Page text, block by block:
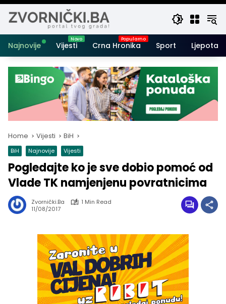
Najnovije Vijesti Crna Hronika Sport Ljepota i
Home Vijesti BiH
BiH Najnovije Vijesti
Pogledajte ko je sve dobio pomoć od
Vlade TK namjenjenu povratnicima
Zvornički.ba
1 Min Read
11/08/2017